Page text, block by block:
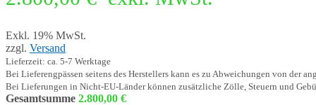
Exkl. 19% MwSt.
zzgl. Versand
Lieferzeit: ca. 5-7 Werktage
Bei Lieferengpässen seitens des Herstellers kann es zu Abweichungen von der
Bei Lieferungen in Nicht-EU-Länder können zusätzliche Zölle, Steuern und
Gesamtsumme 2.800,00 €